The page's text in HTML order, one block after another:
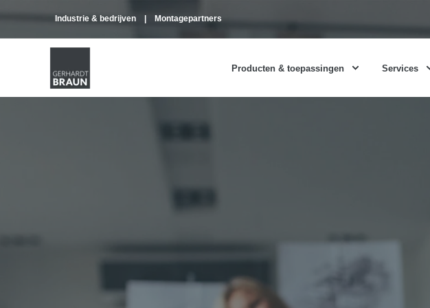
Industrie & bedrijven Montagepartners
Producten & toepassingen Services